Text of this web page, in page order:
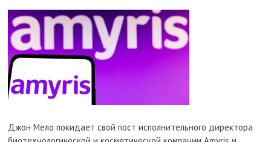
Джон Мело покидает свой пост исполнительного директора